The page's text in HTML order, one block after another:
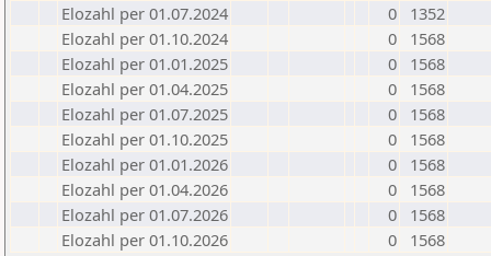
Elozahl per 01.07.2024
0
1352
Elozahl per 01.10.2024
0
1568
Elozahl per 01.01.2025
0
1568
Elozahl per 01.04.2025
0
1568
Elozahl per 01.07.2025
0
1568
Elozahl per 01.10.2025
0
1568
Elozahl per 01.01.2026
0
1568
Elozahl per 01.04.2026
0
1568
Elozahl per 01.07.2026
0
1568
Elozahl per 01.10.2026
0 1568